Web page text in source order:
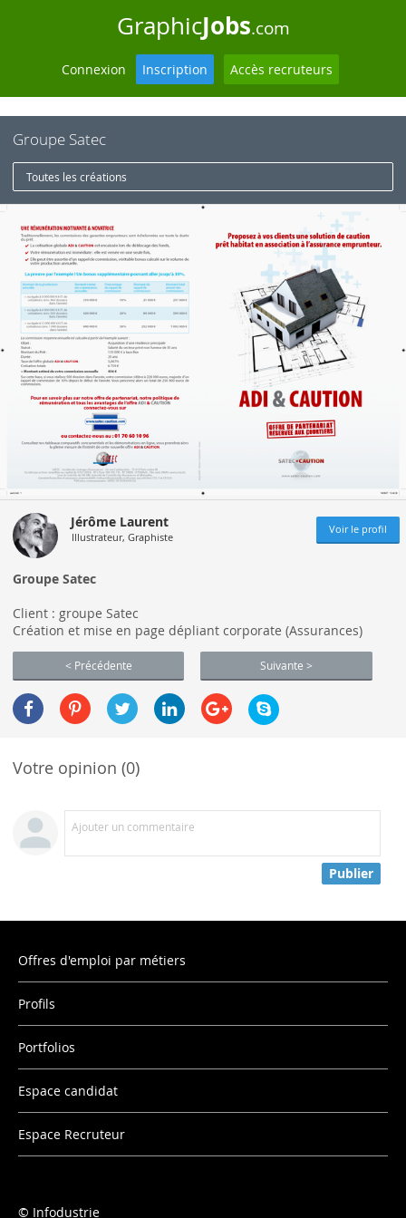
GraphicJobs.com
Connexion Inscription Accès recruteurs
Groupe Satec
Toutes les créations
Jérôme Laurent
Illustrateur, Graphiste
Voir le profil
Groupe Satec
Client : groupe Satec
Création et mise en page dépliant corporate (Assurances)
< Précédente Suivante >
Votre opinion (0)
Ajouter un commentaire
Publier
Offres d'emploi par métiers
Profils
Portfolios
Espace candidat
Espace Recruteur
Infodustrie